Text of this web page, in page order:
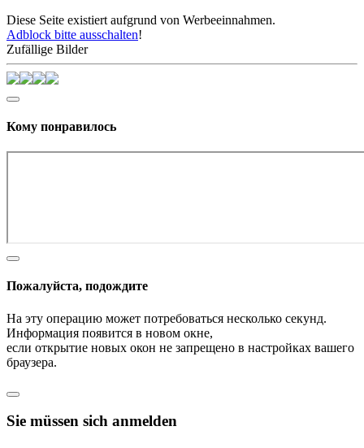
Diese Seite existiert aufgrund von Werbeeinnahmen.
Adblock bitte ausschalten!
Zufällige Bilder
Кому понравилось
Пожалуйста, подождите
На эту операцию может потребоваться несколько секунд.
Информация появится в новом окне,
если открытие новых окон не запрещено в настройках вашего
браузера.
Sie müssen sich anmelden